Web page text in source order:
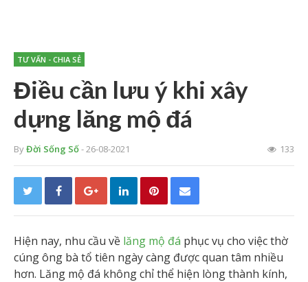
TƯ VẤN - CHIA SẺ
Điều cần lưu ý khi xây
dựng lăng mộ đá
ByĐời Sống Số- 26-08-2021 133
Hiện nay, nhu cầu về lăng mộ đá phục vụ cho việc thờ
cúng ông bà tổ tiên ngày càng được quan tâm nhiều
hơn. Lăng mộ đá không chỉ thể hiện lòng thành kính,